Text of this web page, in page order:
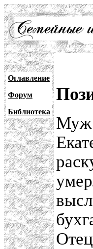
Оглавление
Форум
Библиотека
Муж
Отец